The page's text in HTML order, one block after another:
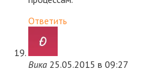
Ответить
Вика 25.05.2015 в 09:27